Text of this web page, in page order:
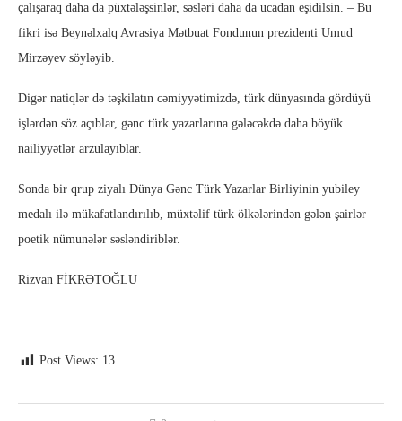
çalışaraq daha da püxtələşsinlər, səsləri daha da ucadan eşidilsin. – Bu
fikri isə Beynəlxalq Avrasiya Mətbuat Fondunun prezidenti Umud
Mirzəyev söyləyib.
Digər natiqlər də təşkilatın cəmiyyətimizdə, türk dünyasında gördüyü
işlərdən söz açıblar, gənc türk yazarlarına gələcəkdə daha böyük
nailiyyətlər arzulayıblar.
Sonda bir qrup ziyalı Dünya Gənc Türk Yazarlar Birliyinin yubiley
medalı ilə mükafatlandırılıb, müxtəlif türk ölkələrindən gələn şairlər
poetik nümunələr səsləndiriblər.
Rizvan FİKRƏTOĞLU
Post Views: 13